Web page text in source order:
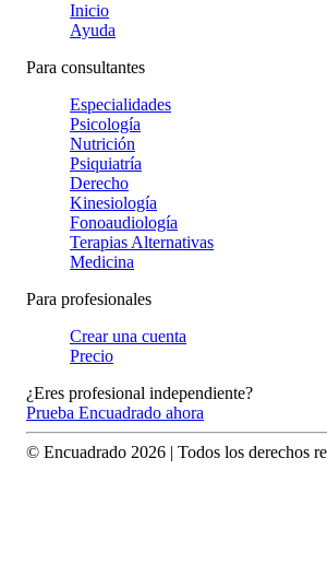
Inicio
Ayuda
Para consultantes
Especialidades
Psicología
Nutrición
Psiquiatría
Derecho
Kinesiología
Fonoaudiología
Terapias Alternativas
Medicina
Para profesionales
Crear una cuenta
Precio
¿Eres profesional independiente?
Prueba Encuadrado ahora
© Encuadrado 2026 | Todos los derechos